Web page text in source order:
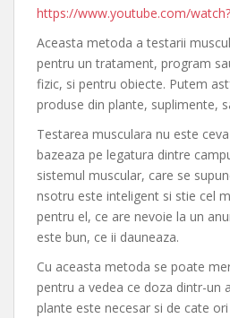
https://www.youtube.com/
Aceasta metoda a testarii
pentru un tratament, program
fizic, si pentru obiecte. Putem
produse din plante, suplimente,
Testarea musculara nu este
bazeaza pe legatura dintre
sistemul muscular, care se
nsotru este inteligent si stie cel
pentru el, ce are nevoie la un
este bun, ce ii dauneaza.
Cu aceasta metoda se poate
pentru a vedea ce doza dintr-un
plante este necesar si de cate